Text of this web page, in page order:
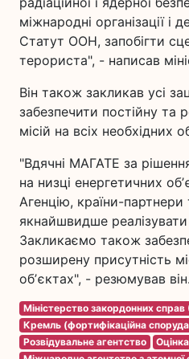
міжнародні організації і
Статут ООН, запобігти
терориста", - написав
Він також закликав усі
забезпечити постійну та
місій на всіх необхідних
"Вдячні МАГАТЕ за
на низці енергетичних
Агенцію, країни-партнери
якнайшвидше
Закликаємо також
розширену присутність
обʼєктах", - резюмував він.
Міністерство закордонних справ
Кремль (фортифікаційна
Розвідувальне агентство